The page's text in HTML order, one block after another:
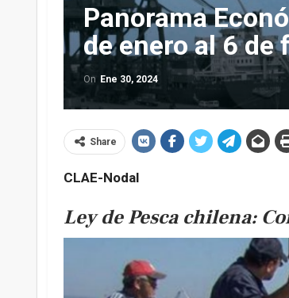
Panorama
de enero al 6 de
On Ene 30, 2024
Share
CLAE-Nodal
Ley de Pesca chilena: